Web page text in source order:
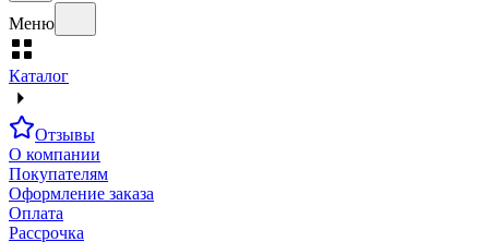
Меню
Каталог
Отзывы
О компании
Покупателям
Оформление заказа
Оплата
Рассрочка